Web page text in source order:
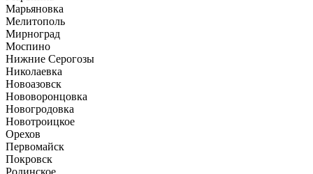
Марьяновка
Мелитополь
Мирноград
Моспино
Нижние Серогозы
Николаевка
Новоазовск
Нововоронцовка
Новогродовка
Новотроицкое
Орехов
Первомайск
Покровск
Родинское